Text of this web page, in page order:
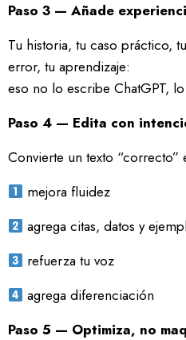
Paso 3 — Añade
Tu historia, tu caso práctico,
error, tu aprendizaje:
eso no lo escribe ChatGPT,
Paso 4 — Edita con
Convierte un texto “correcto”
mejora fluidez
agrega citas, datos y
refuerza tu voz
agrega diferenciación
Paso 5 — Optimiza, no